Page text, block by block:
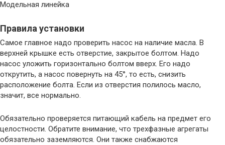
Модельная линейка
Правила установки
Самое главное надо проверить насос на наличие масла. В
верхней крышке есть отверстие, закрытое болтом. Надо
насос уложить горизонтально болтом вверх. Его надо
открутить, а насос повернуть на 45°, то есть, снизить
расположение болта. Если из отверстия полилось масло,
значит, все нормально.
Обязательно проверяется питающий кабель на предмет его
целостности. Обратите внимание, что трехфазные агрегаты
обязательно заземляются. Они также снабжаются